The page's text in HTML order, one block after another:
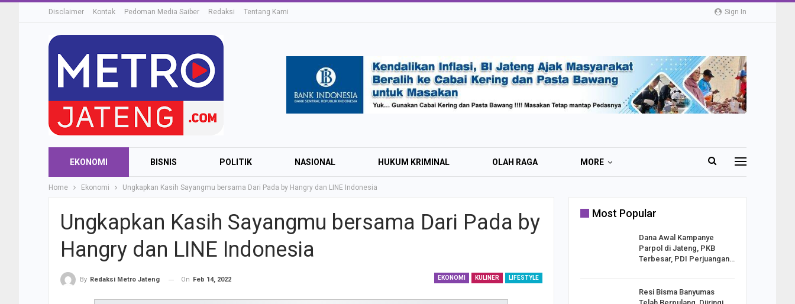
Sign In
Disclaimer Kontak Pedoman Media Saiber Redaksi Tentang Kami
EKONOMI BISNIS POLITIK NASIONAL HUKUM KRIMINAL OLAH RAGA MORE
Home Ekonomi Ungkapkan Kasih Sayangmu bersama Dari Pada by Hangry dan LINE Indonesia
Ungkapkan Kasih Sayangmu bersama Dari Pada by
Hangry dan LINE Indonesia
EKONOMI KULINER LIFESTYLE
By Redaksi Metro Jateng On Feb 14, 2022
Most Popular
Dana Awal Kampanye
Parpol di Jateng, PKB
Terbesar, PDI Perjuangan…
Resi Bisma Banyumas